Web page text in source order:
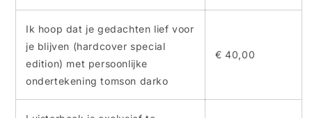
Ik hoop dat je gedachten lief voor
je blijven (hardcover special
edition) met persoonlijke
ondertekening tomson darko
€ 40,00